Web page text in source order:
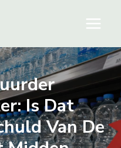
Is Dat
Van De